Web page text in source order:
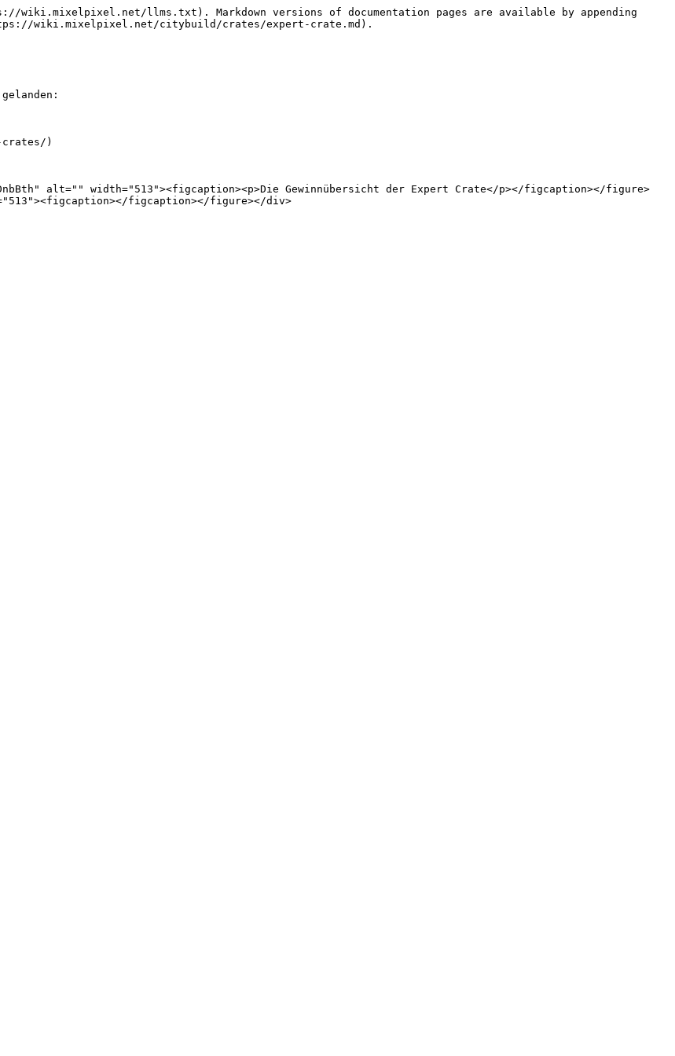
wiki.mixelpixel.net/llms.txt). Markdown versions of documentation pages are available by appending
wiki.mixelpixel.net/citybuild/crates/expert-crate.md).
)
alt="" width="513"><figcaption><p>Die Gewinnübersicht der Expert Crate</p></figcaption></figure>
figcaption></figure></div>